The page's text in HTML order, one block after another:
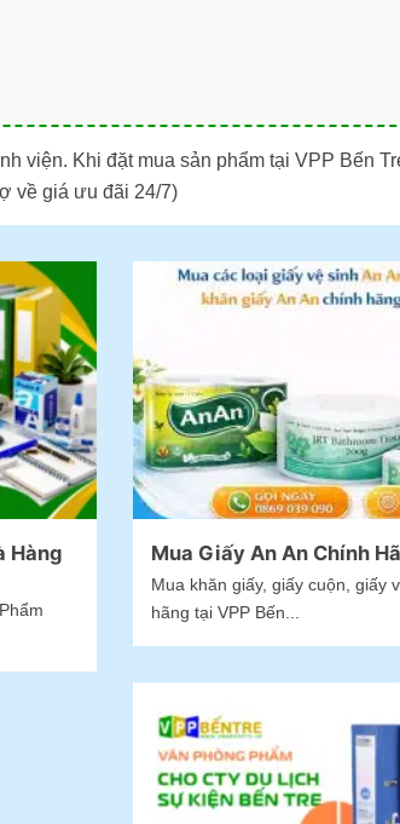
viện. Khi đặt mua sản phẩm tại VPP Bến
về giá ưu đãi 24/7)
Hàng
Mua Giấy An An Chính
Mua khăn giấy, giấy cuộn, giấy
hãng tại VPP Bến...